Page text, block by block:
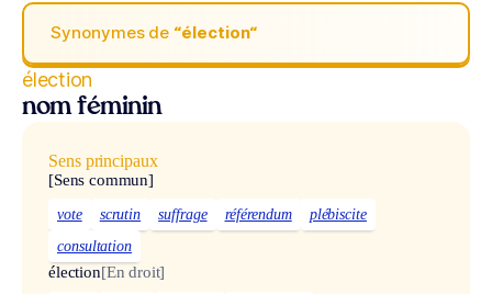
Synonymes de “élection“
élection
nom féminin
Sens principaux
[Sens commun]
vote scrutin suffrage référendum
plébiscite
consultation
élection[En droit]